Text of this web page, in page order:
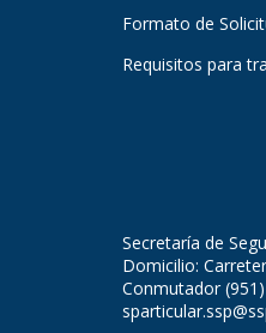
Formato de
Requisitos para
Secretaría de
Domicilio:
Conmutador